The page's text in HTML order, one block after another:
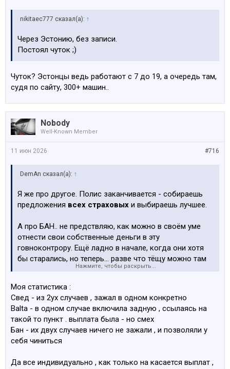
nikitaec777 сказал(а): ↑
Через Эстонию, без записи.
Постоял чуток ;)
Чуток? Эстонцы ведь работают с 7 до 19, а очередь там,
судя по сайту, 300+ машин..
Nobody
Well-Known Member
#716
11 июн 2026
DemAn сказал(а): ↑
Я же про другое. Полис заканчивается - собираешь
предложения всех страховых и выбираешь лучшее.
А про БАН.. не предствляю, как можно в своём уме
отнести свои собственные деньги в эту
говноконтрору. Ещё ладно в начале, когда они хотя
бы старались, но теперь... разве что тёщу можно там
застраховать, или врага.Нажмите, чтобы раскрыть...
Моя статистика :
Свед - из 2ух случаев , зажал в одном конкретно
Balta - в одном случае включила задную , ссылаясь на
такой то пункт . выплата была - но смех
Бан - их двух случаев ничего не зажали , и позволяли у
себя чиниться
Да все индивидуально , как только на касается выплат ,